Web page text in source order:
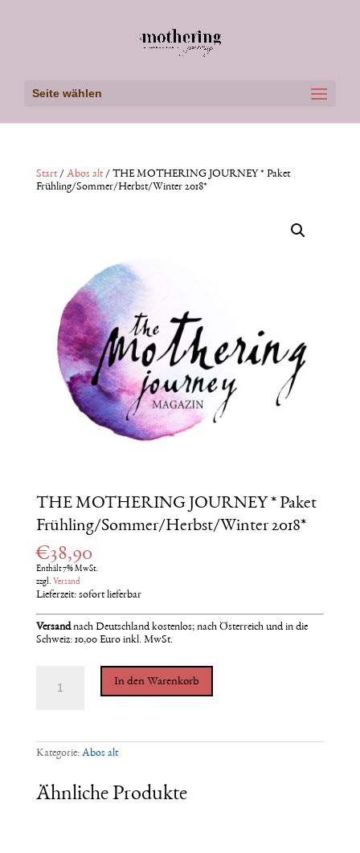
Seite wählen
Start/ Abos alt/ THE MOTHERING JOURNEY * Paket
Frühling/Sommer/Herbst/Winter 2018*
THE MOTHERING JOURNEY * Paket
Frühling/Sommer/Herbst/Winter 2018*
€38,90
Enthält 7% MwSt.
zzgl. Versand
Lieferzeit: sofort lieferbar
Versandnach Deutschland kostenlos; nach Österreich und in die
Schweiz: 10,00 Euro inkl. MwSt.
MOTHERING
2018*
Menge
In den Warenkorb
Kategorie: Abos alt
Ähnliche Produkte